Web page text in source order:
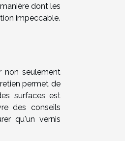
dont les
impeccable.
non seulement
permet de
surfaces est
des conseils
qu'un vernis